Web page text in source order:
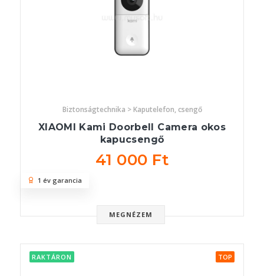
Biztonságtechnika > Kaputelefon, csengő
XIAOMI Kami Doorbell Camera okos
kapucsengő
41 000 Ft
MEGNÉZEM
1 év garancia
RAKTÁRON TOP